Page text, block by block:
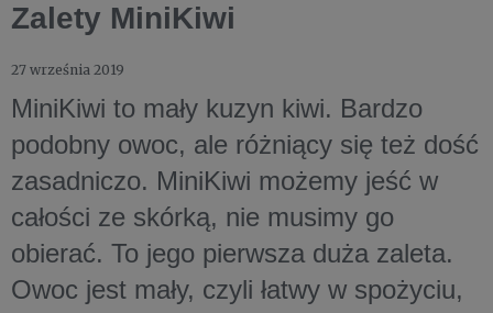
Zalety MiniKiwi
27 września 2019
MiniKiwi to mały kuzyn kiwi. Bardzo
podobny owoc, ale różniący się też dość
zasadniczo. MiniKiwi możemy jeść w
całości ze skórką, nie musimy go
obierać. To jego pierwsza duża zaleta.
Owoc jest mały, czyli łatwy w spożyciu,